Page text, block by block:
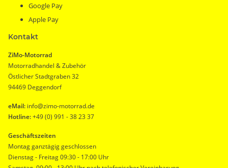
Google Pay
Apple Pay
Kontakt
ZiMo-Motorrad
Motorradhandel & Zubehör
Östlicher Stadtgraben 32
94469 Deggendorf
eMail: info@zimo-motorrad.de
Hotline:+49 (0) 991 - 38 23 37
Geschäftszeiten
Montag ganztägig geschlossen
Dienstag - Freitag 09:30 - 17:00 Uhr